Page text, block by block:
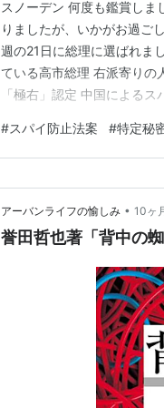
スノーデン 何度も鑑賞し
りましたが、いかがお過ご
週の21日に総理に選ばれま
ている高市総理 右派寄りの
「極右」認定 中国による
んでいました 私自身、中国
した もちろん、特定秘密
#スパイ防止法案 #特定秘
アーバンライフの愉しみ • 10ヶ
誉田哲也著「背中の蜘